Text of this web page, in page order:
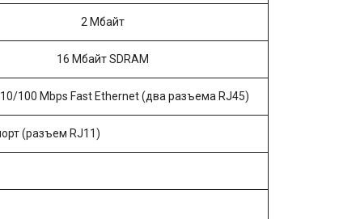
2 Мбайт
16 Мбайт SDRAM
100 Mbps Fast Ethernet (два разъема RJ45)
(разъем RJ11)